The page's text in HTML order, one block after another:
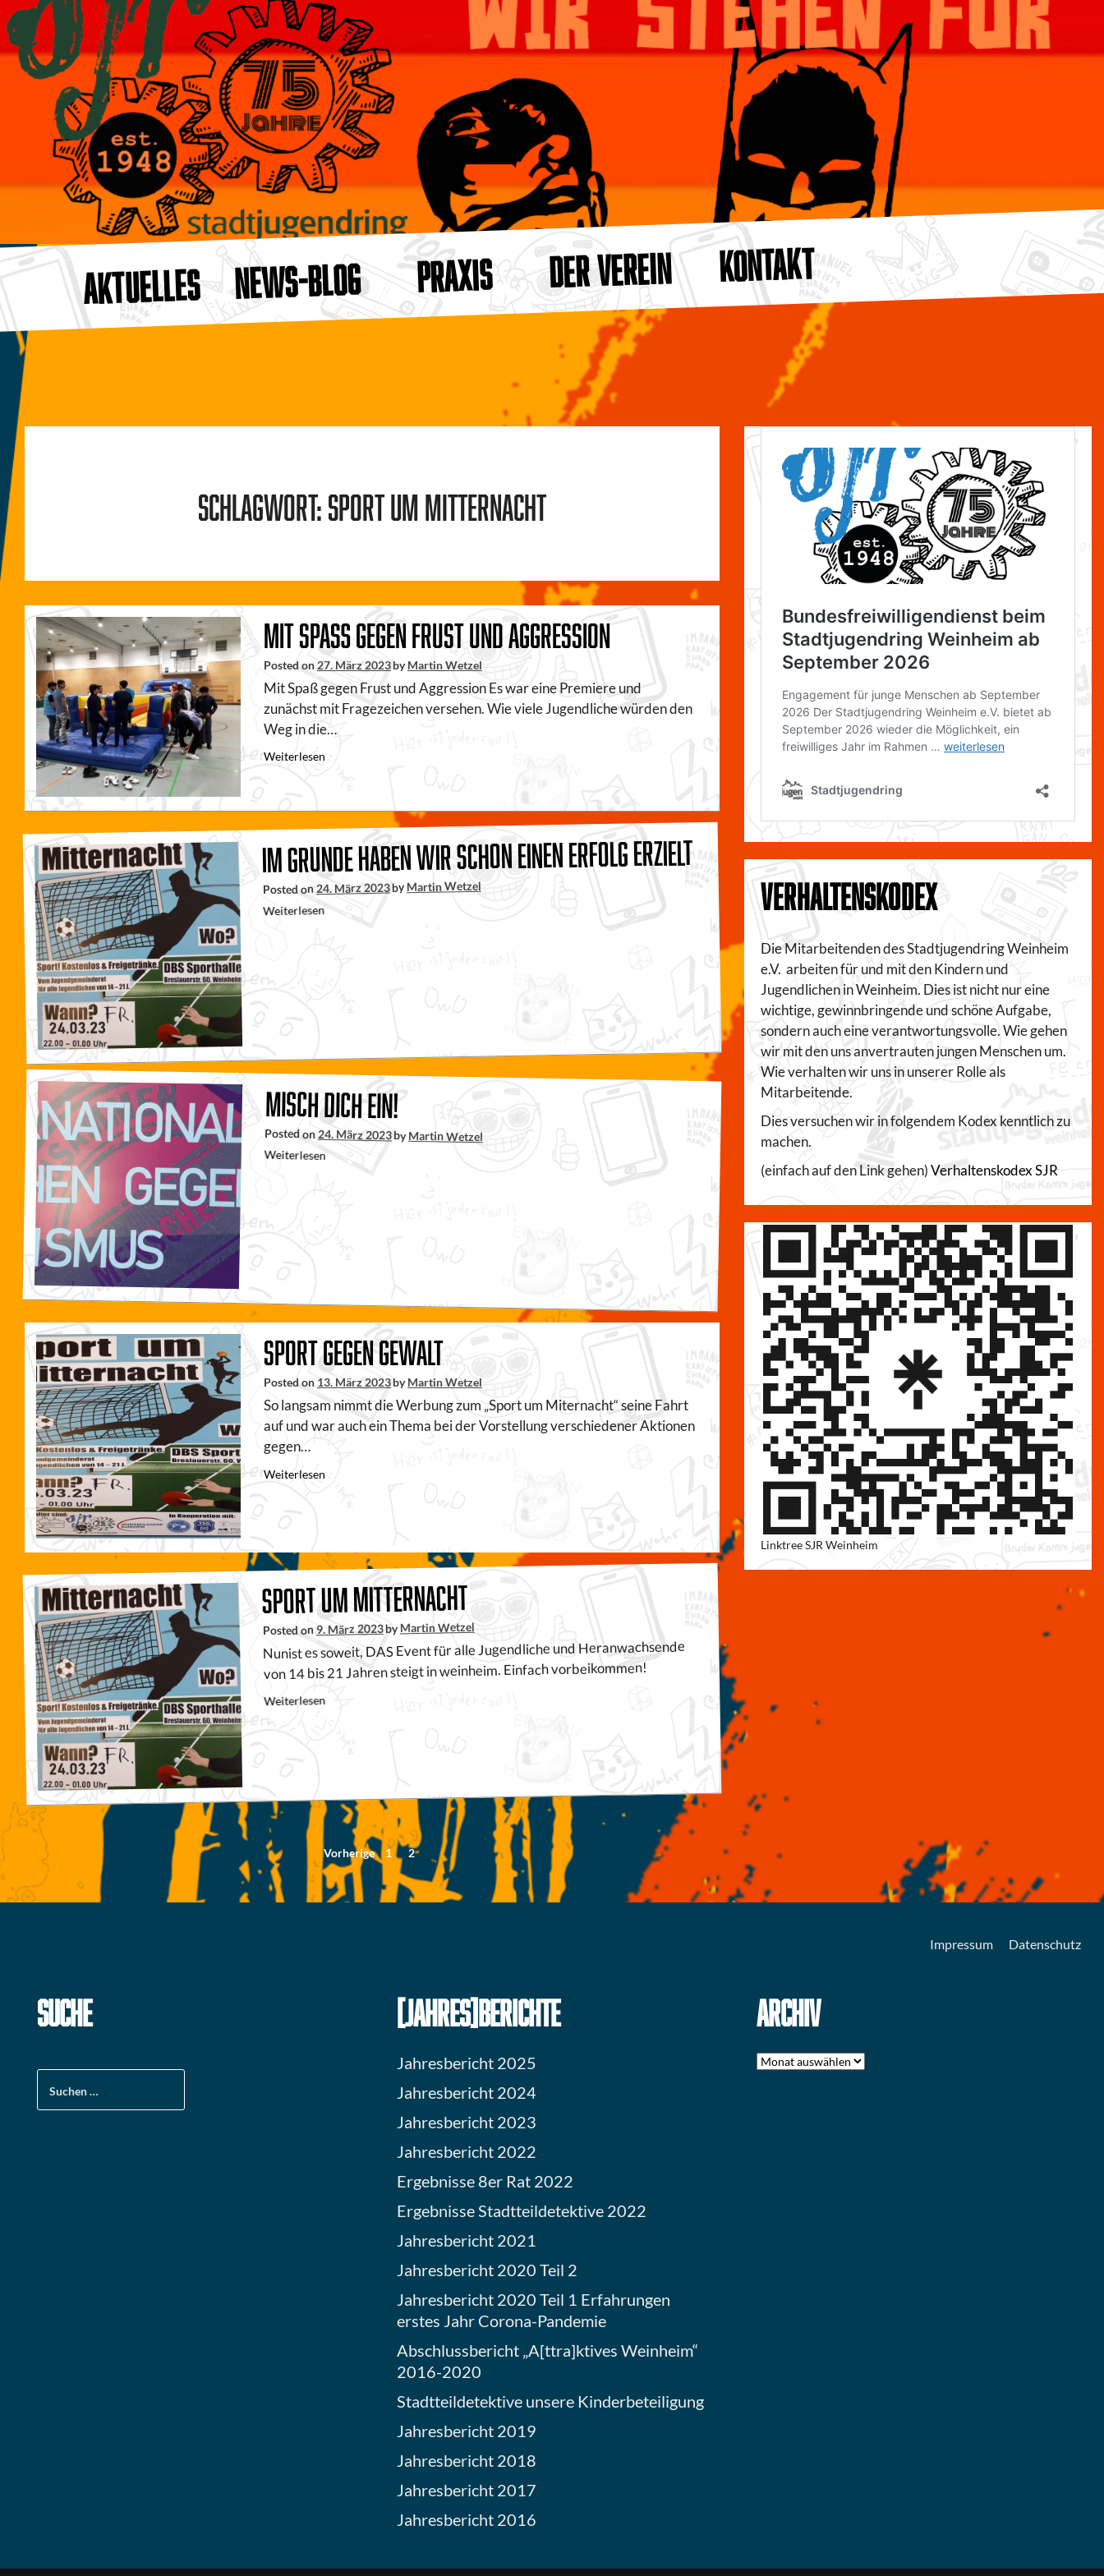
AKTUELLES NEWS-BLOG PRAXIS DER VEREIN KONTAKT
Schlagwort:Sport um Mitternacht
Mit Spaß gegen Frust und Aggression
Posted on27. März 2023byMartin Wetzel
Mit Spaß gegen Frust und Aggression Es war eine Premiere und
zunächst mit Fragezeichen versehen. Wie viele Jugendliche würden den
Weg in die…
Weiterlesen
Im Grunde haben wir schon einen Erfolg erzielt
Posted on24. März 2023byMartin Wetzel
Weiterlesen
Misch Dich ein!
Posted on24. März 2023byMartin Wetzel
Weiterlesen
Sport gegen Gewalt
Posted on 13. März 2023byMartin Wetzel
So langsam nimmt die Werbung zum „Sport um Miternacht“ seine Fahrt
auf und war auch ein Thema bei der Vorstellung verschiedener Aktionen
gegen…
Weiterlesen
Sport um Mitternacht
Posted on9. März 2023byMartin Wetzel
Nunist es soweit, DAS Event für alle Jugendliche und Heranwachsende
von 14 bis 21 Jahren steigt in weinheim. Einfach vorbeikommen!
Weiterlesen
Seitennummerierung
der
Beiträge
Vorherige 1 2
VERHALTENSKODEX
Die Mitarbeitenden des Stadtjugendring Weinheim
e.V. arbeiten für und mit den Kindern und
Jugendlichen in Weinheim. Dies ist nicht nur eine
wichtige, gewinnbringende und schöne Aufgabe,
sondern auch eine verantwortungsvolle. Wie gehen
wir mit den uns anvertrauten jungen Menschen um.
Wie verhalten wir uns in unserer Rolle als
Mitarbeitende.
Dies versuchen wir in folgendem Kodex kenntlich zu
machen.
(einfach auf den Link gehen)Verhaltenskodex SJR
Linktree SJR Weinheim
Impressum Datenschutz
SUCHE [JAHRES]BERICHTE
Jahresbericht 2025
Jahresbericht 2024
Jahresbericht 2023
Jahresbericht 2022
Ergebnisse 8er Rat 2022
Ergebnisse Stadtteildetektive 2022
Jahresbericht 2021
Jahresbericht 2020 Teil 2
Jahresbericht 2020 Teil 1 Erfahrungen
erstes Jahr Corona-Pandemie
Abschlussbericht „A[ttra]ktives Weinheim“
2016-2020
Stadtteildetektive unsere Kinderbeteiligung
Jahresbericht 2019
Jahresbericht 2018
Jahresbericht 2017
Jahresbericht 2016
ARCHIV
Archiv